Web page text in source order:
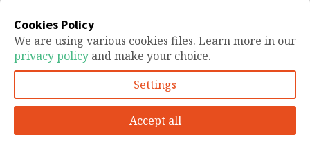
Departe două zile
Calmul ce-am pohtit
Blogger ThemebyWPExplorerPowered byWordPress
Cookies Policy
We are using various cookies files. Learn more in our
privacy policy and make your choice.
Settings
Accept all